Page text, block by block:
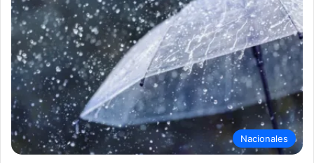
Nacionales